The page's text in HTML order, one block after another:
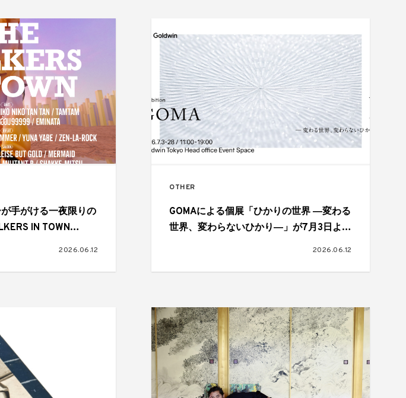
手がける一夜限りの
IN TOWN
2026.06.12
OTHER
GOMAによる個展「ひかりの世界 ―変わる
世界、変わらないひかり―」が7月3日より
2026.06.12